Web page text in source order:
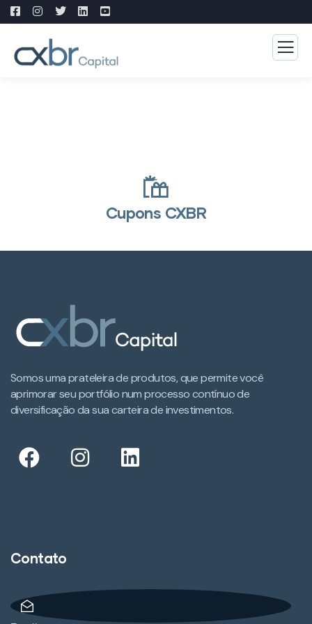
Cupons CXBR
Somos uma prateleira de produtos, que permite você
aprimorar seu portfólio num processo contínuo de
diversificação da sua carteira de investimentos.​
Contato